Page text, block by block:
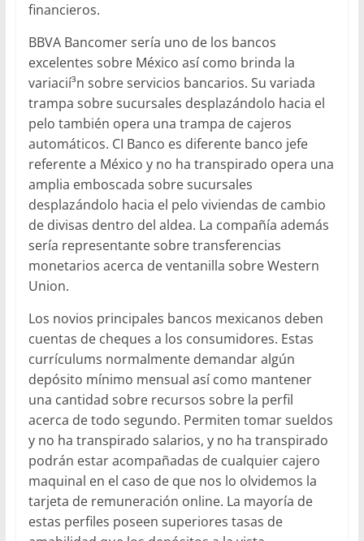
financieros.
BBVA Bancomer serí­a uno de los bancos
excelentes sobre México así­ como brinda la
variacií³n sobre servicios bancarios. Su variada
trampa sobre sucursales desplazándolo hacia el
pelo también opera una trampa de cajeros
automáticos. CI Banco es diferente banco jefe
referente a México y no ha transpirado opera una
amplia emboscada sobre sucursales
desplazándolo hacia el pelo viviendas de cambio
de divisas dentro del aldea. La compañía además
serí­a representante sobre transferencias
monetarios acerca de ventanilla sobre Western
Union.
Los novios principales bancos mexicanos deben
cuentas de cheques a los consumidores. Estas
currículums normalmente demandar algún
depósito mínimo mensual así­ como mantener
una cantidad sobre recursos sobre la perfil
acerca de todo segundo. Permiten tomar sueldos
y no ha transpirado salarios, y no ha transpirado
podrán estar acompañadas de cualquier cajero
maquinal en el caso de que nos lo olvidemos la
tarjeta de remuneración online. La mayoría de
estas perfiles poseen superiores tasas de